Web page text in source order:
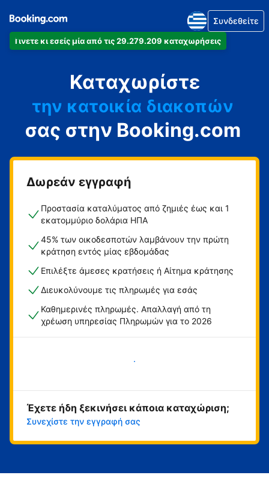
Γίνετε κι εσείς μία από τις 29.279.209 καταχωρήσεις
Συνδεθείτε
Καταχωρίστε
το ξενοδοχείο
την κατοικία διακοπών
τον ξενώνα
τη βίλα
σας στην Booking.com
Δωρεάν εγγραφή
Προστασία καταλύματος από ζημιές έως και 1
εκατομμύριο δολάρια ΗΠΑ
45% των οικοδεσποτών λαμβάνουν την πρώτη
κράτηση εντός μίας εβδομάδας
Επιλέξτε άμεσες κρατήσεις ή Αίτημα κράτησης
Διευκολύνουμε τις πληρωμές για εσάς
Καθημερινές πληρωμές. Απαλλαγή από τη
χρέωση υπηρεσίας Πληρωμών για το 2026
Ξεκινήστε τώρα
Έχετε ήδη ξεκινήσει κάποια καταχώριση;
Συνεχίστε την εγγραφή σας